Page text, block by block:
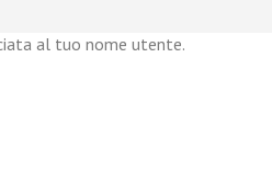
al tuo nome utente.